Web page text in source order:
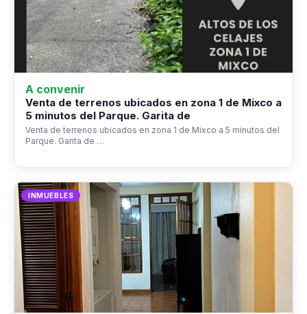
A convenir
Venta de terrenos ubicados en zona 1 de Mixco a
5 minutos del Parque. Garita de
Venta de terrenos ubicados en zona 1 de Mixco a 5 minutos del
Parque. Garita de …
INMUEBLES